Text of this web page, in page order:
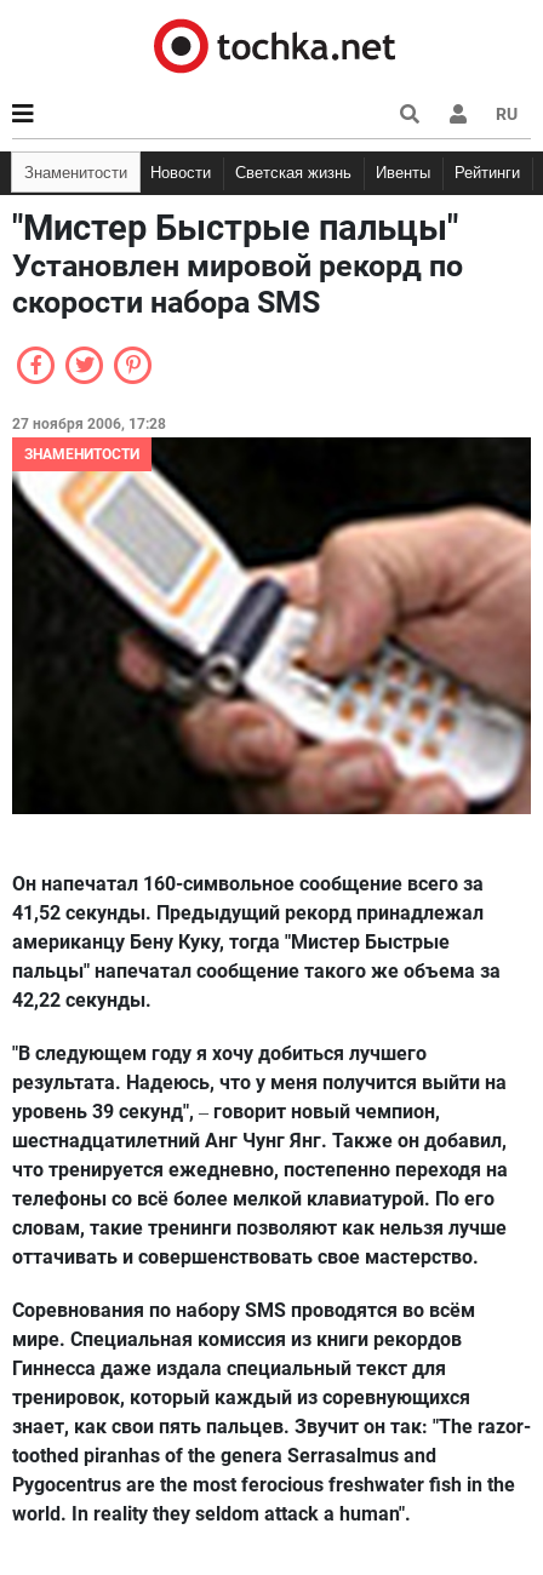
RU
Знаменитости Новости Светская жизнь Ивенты Рейтинги
"Мистер Быстрые пальцы"
Установлен мировой рекорд по
скорости набора SMS
27 ноября 2006, 17:28
ЗНАМЕНИТОСТИ
Он напечатал 160-символьное сообщение всего за
41,52 секунды. Предыдущий рекорд принадлежал
американцу Бену Куку, тогда "Мистер Быстрые
пальцы" напечатал сообщение такого же объема за
42,22 секунды.
"В следующем году я хочу добиться лучшего
результата. Надеюсь, что у меня получится выйти на
уровень 39 секунд", – говорит новый чемпион,
шестнадцатилетний Анг Чунг Янг. Также он добавил,
что тренируется ежедневно, постепенно переходя на
телефоны со всё более мелкой клавиатурой. По его
словам, такие тренинги позволяют как нельзя лучше
оттачивать и совершенствовать свое мастерство.
Соревнования по набору SMS проводятся во всём
мире. Специальная комиссия из книги рекордов
Гиннесса даже издала специальный текст для
тренировок, который каждый из соревнующихся
знает, как свои пять пальцев. Звучит он так: "The razor-
toothed piranhas of the genera Serrasalmus and
Pygocentrus are the most ferocious freshwater fish in the
world. In reality they seldom attack a human".